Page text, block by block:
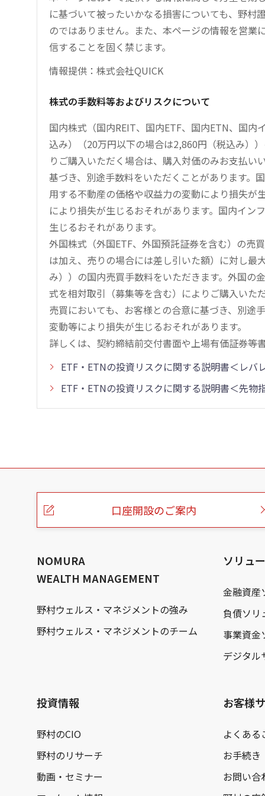
に基づいて被ったいかなる損害についても、野村
のではありません。また、本ページの情報を営
信することを固く禁じます。
情報提供：株式会社QUICK
株式の手数料等およびリスクについて
国内株式（国内REIT、国内ETF、国内ETN、国
込み）（20万円以下の場合は2,860円（税込み）
りご購入いただく場合は、購入対価のみお支払
基づき、別途手数料をいただくことがあります。
用する不動産の価格や収益力の変動により損失が
により損失が生じるおそれがあります。国内イン
生じるおそれがあります。
外国株式（外国ETF、外国預託証券を含む）の売
は加え、売りの場合には差し引いた額）に対し
み））の国内売買手数料をいただきます。外国の
式を相対取引（募集等を含む）によりご購入いた
売買においても、お客様との合意に基づき、別途
変動等により損失が生じるおそれがあります。
詳しくは、契約締結前交付書面や上場有価証券等
ETF・ETNの投資リスクに関する説明書＜レバ
ETF・ETNの投資リスクに関する説明書＜先
こ
口座開設のご案内
NOMURA
WEALTH MANAGEMENT
野村ウェルス・マネジメントの強み
野村ウェルス・マネジメントのチーム
ソリュ
金融資産
負債ソリ
事業資金
デジタル
投資情報
野村のCIO
野村のリサーチ
動画・セミナー
お客様
よくある
お手続き
お問い合